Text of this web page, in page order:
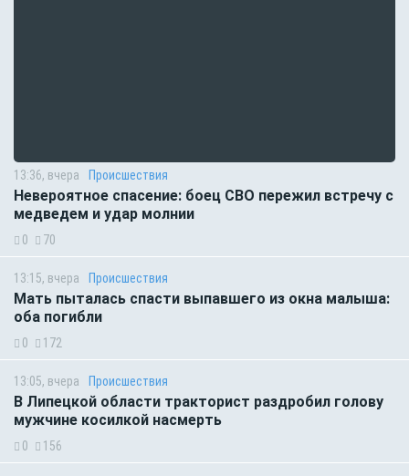
13:36, вчера Происшествия
Невероятное спасение: боец СВО пережил встречу с
медведем и удар молнии
0 70
13:15, вчера Происшествия
Мать пыталась спасти выпавшего из окна малыша:
оба погибли
0 172
13:05, вчера Происшествия
В Липецкой области тракторист раздробил голову
мужчине косилкой насмерть
0 156